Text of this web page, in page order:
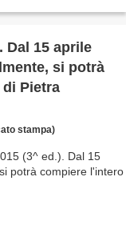
Dal 15 aprile
si potrà
Pietra
stampa)